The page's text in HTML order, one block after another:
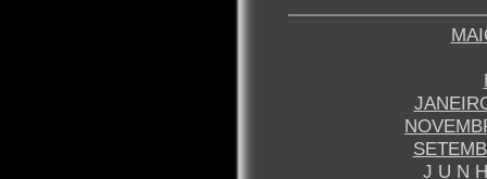
J U N